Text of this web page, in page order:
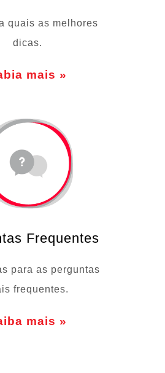
quais as melhores
dicas.
mais »
Frequentes
para as perguntas
frequentes.
mais »